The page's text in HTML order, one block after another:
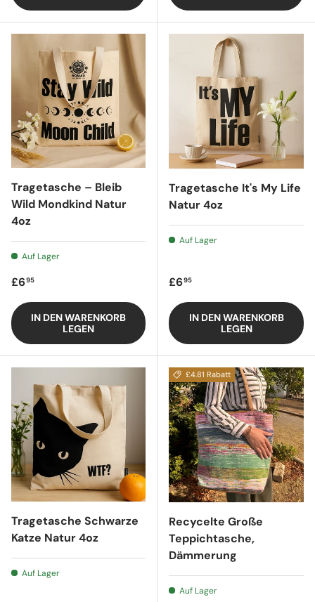
Tragetasche – Bleib
Wild Mondkind Natur
4oz
Auf Lager
Regulärer Preis
£695
IN DEN WARENKORB
LEGEN
Tragetasche It's My Life
Natur 4oz
Auf Lager
Regulärer Preis
£695
IN DEN WARENKORB
LEGEN
Tragetasche Schwarze
Katze Natur 4oz
Auf Lager
£4.81 Rabatt
Recycelte Große
Teppichtasche,
Dämmerung
Auf Lager